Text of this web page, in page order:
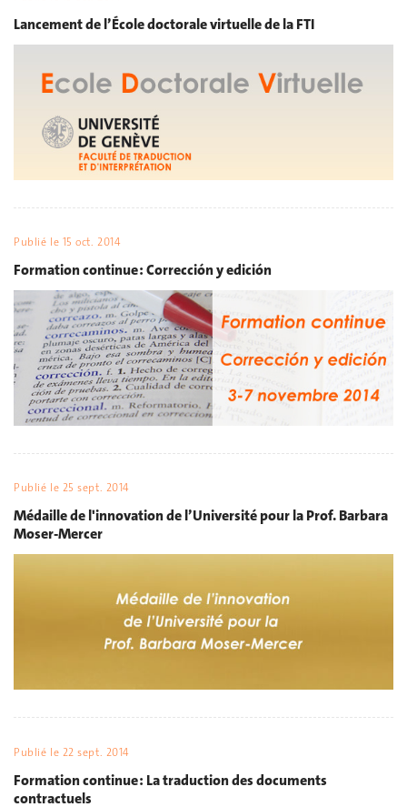
Lancement de l’École doctorale virtuelle de la FTI
Publié le 15 oct. 2014
Formation continue : Corrección y edición
Publié le 25 sept. 2014
Médaille de l'innovation de l’Université pour la Prof. Barbara
Moser-Mercer
Publié le 22 sept. 2014
Formation continue : La traduction des documents
contractuels